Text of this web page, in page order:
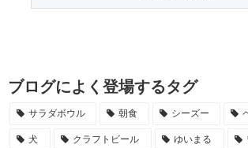
ブログによく登場するタグ
サラダボウル 朝食 シーズー
犬 クラフトビール ゆいまる